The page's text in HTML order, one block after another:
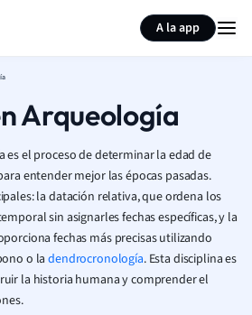
A la app
Arqueología
es el proceso de determinar la edad de
entender mejor las épocas pasadas.
la datación relativa, que ordena los
sin asignarles fechas específicas, y la
fechas más precisas utilizando
o ladendrocronología. Esta disciplina es
la historia humana y comprender el
Resumir página